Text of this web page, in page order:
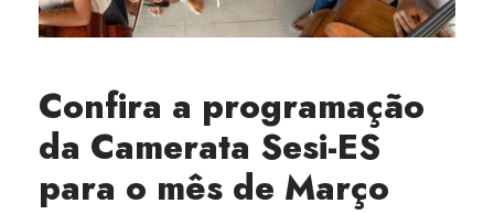
Confira a programação
da Camerata Sesi-ES
para o mês de Março